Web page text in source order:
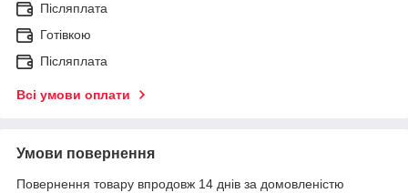
Післяплата
Готівкою
Післяплата
Всі умови оплати
Умови повернення
Повернення товару впродовж 14 днів за домовленістю